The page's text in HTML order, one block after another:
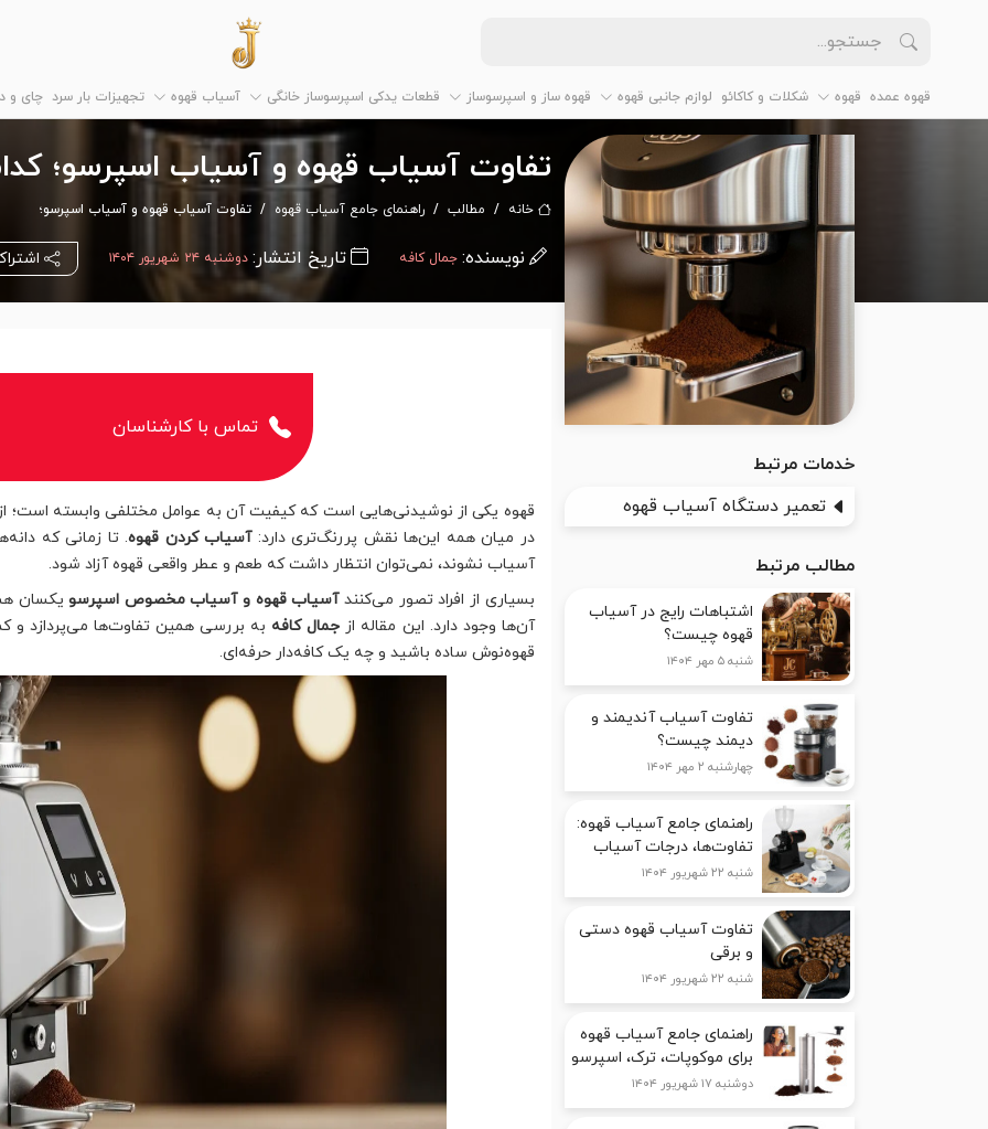
قهوه عمده قهوه شکلات و کاکائو لوازم جانبی قهوه قهوه ساز و اسپرسوساز قطعات یدکی اسپرسوساز خانگی آسیاب قهوه تجهیزات بار سرد چای و
تفاوت آسیاب قهوه و آسیاب اسپرسو؛
خانه مطالب راهنمای جامع آسیاب قهوه تفاوت آسیاب قهوه و آسیاب اسپرسو؛
نویسنده: جمال کافه تاریخ انتشار: دوشنبه ۲۴ شهریور ۱۴۰۴
خدمات مرتبط
تعمیر دستگاه آسیاب قهوه
مطالب مرتبط
اشتباهات رایج در آسیاب
قهوه چیست؟
شنبه ۵ مهر ۱۴۰۴
تفاوت آسیاب آندیمند و
دیمند چیست؟
چهارشنبه ۲ مهر ۱۴۰۴
راهنمای جامع آسیاب قهوه:
تفاوت‌ها، درجات آسیاب
شنبه ۲۲ شهریور ۱۴۰۴
تفاوت آسیاب قهوه دستی
و برقی
شنبه ۲۲ شهریور ۱۴۰۴
راهنمای جامع آسیاب قهوه
برای موکوپات، ترک، اسپرسو
دوشنبه ۱۷ شهریور ۱۴۰۴
تماس با کارشناسان
قهوه یکی از نوشیدنی‌هایی است که کیفیت آن به عوامل مختلفی وابسته است؛
در میان همه این‌ها نقش پررنگ‌تری دارد:آسیاب کردن قهوه. تا زمانی که
آسیاب نشوند، نمی‌توان انتظار داشت که طعم و عطر واقعی قهوه آزاد شود.
بسیاری از افراد تصور می‌کنندآسیاب قهوه و آسیاب مخصوص اسپرسویکسان
آن‌ها وجود دارد. این مقاله از جمال کافه به بررسی همین تفاوت‌ها می‌پردازد و
قهوه‌نوش ساده باشید و چه یک کافه‌دار حرفه‌ای.